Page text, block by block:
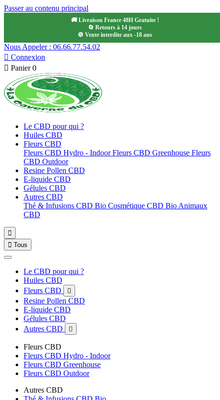
Passer au contenu principal
🚚 Livraison France 48H Gratuite !
🔄 Retours à 14 jours
🚫 Vente interdite aux -18 ans
Nous Appeler : 06.66.77.54.02
 Connexion
 Panier 0
Le CBD pour qui ?
Huiles CBD
Fleurs CBD
Fleurs CBD Hydro - IndoorFleurs CBD Greenhouse Fleurs
CBD Outdoor
Resine Pollen CBD
E-liquide CBD
Gélules CBD
Autres CBD
Thé & Infusions CBD Bio Cosmétique CBD Bio Animaux
CBD

 Tous
Le CBD pour qui ?
Huiles CBD
Fleurs CBD

Resine Pollen CBD
E-liquide CBD
Gélules CBD
Autres CBD

Fleurs CBD
Fleurs CBD Hydro - Indoor
Fleurs CBD Greenhouse
Fleurs CBD Outdoor
Autres CBD